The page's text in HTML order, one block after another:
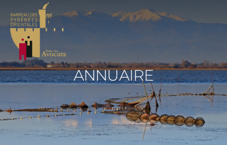
ANNUAIRE
Panneau de gestion des cookies